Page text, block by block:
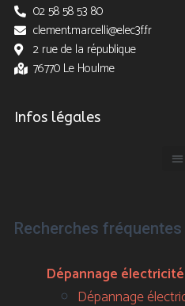
02 58 58 53 80
clement.marcelli@elec3f.fr
2 rue de la république
76770 Le Houlme
Infos légales
Recherches fréquentes
Dépannage électricité
Dépannage